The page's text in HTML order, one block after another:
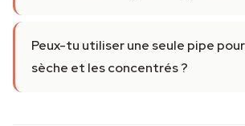
Peux-tu utiliser une seule pipe
sèche et les concentrés ?